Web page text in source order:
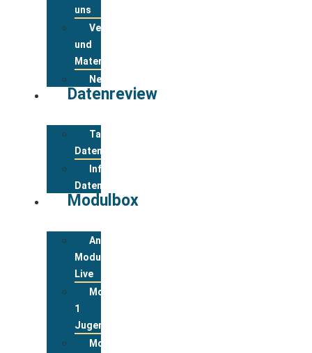
uns
Veranstaltungsanmeldung
und
Materialbestellung
Newsletter
Datenreview
Tabelle
Datenreview
Informationen
Datenreview
Modulbox
Anmeldung
Modulbox
Live
Modul
1
Jugend
Modul